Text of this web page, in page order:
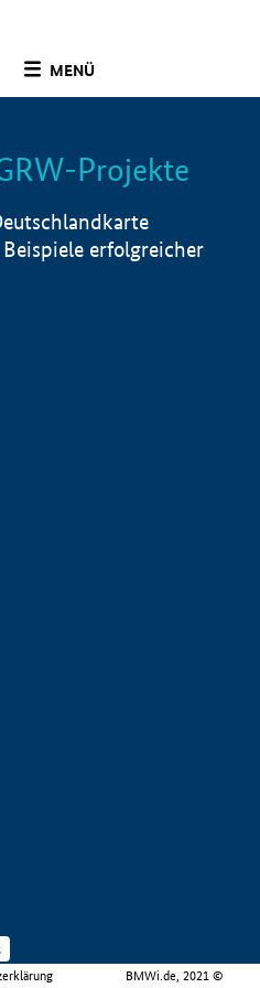
MENÜ
Info
Projekte
erfolgreicher
BMWi.de, 2021 ©